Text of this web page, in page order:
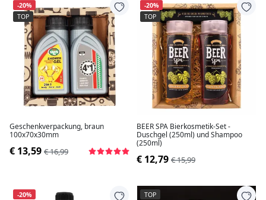
-20%
TOP
Geschenkverpackung, braun
100x70x30mm
€ 13,59 € 16,99
-20%
TOP
BEER SPA Bierkosmetik-Set -
Duschgel (250ml) und Shampoo
(250ml)
€ 12,79 € 15,99
-20%
TOP